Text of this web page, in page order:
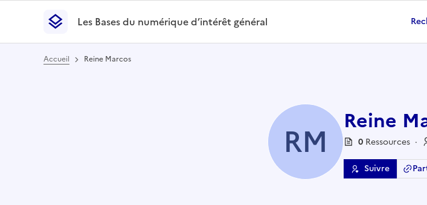
Les Bases du numérique d’intérêt général- Retour à la page d'accueil
Les Bases du numérique d’intérêt général
Accueil Reine Marcos
RM Reine
0 Ressources ·
Suivre